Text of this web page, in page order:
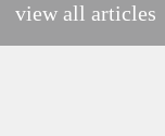
view all articles